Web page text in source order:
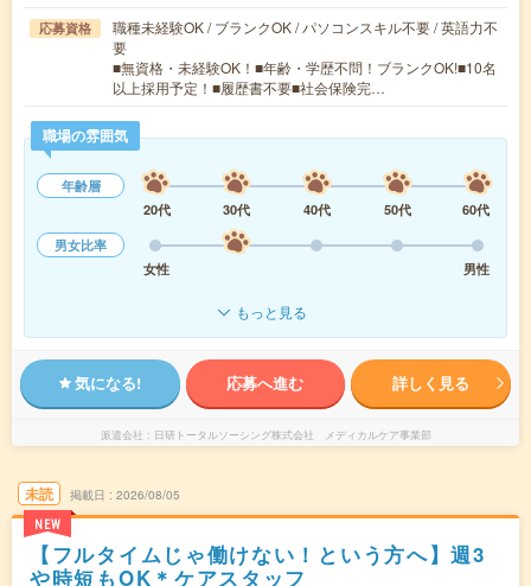
応募資格
職種未経験OK / ブランクOK / パソコンスキル不要 / 英語力不
要
■無資格・未経験OK！■年齢・学歴不問！ブランクOK!■10名
以上採用予定！■履歴書不要■社会保険完…
職場の雰囲気
年齢層
20代
30代 40代 50代
60代
男女比率
女性
男性
もっと見る
気になる! 応募へ進む 詳しく見る
派遣会社 日研トータルソーシング株式会社 メディカルケア事業部
未読
NEW
掲載日 2026/08/05
【フルタイムじゃ働けない！という方へ】週3
や時短もOK＊ケアスタッフ